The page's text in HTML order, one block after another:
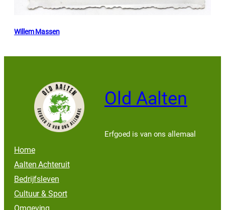
Willem Massen
Old Aalten
Erfgoed is van ons allemaal
Home
Aalten Achteruit
Bedrijfsleven
Cultuur & Sport